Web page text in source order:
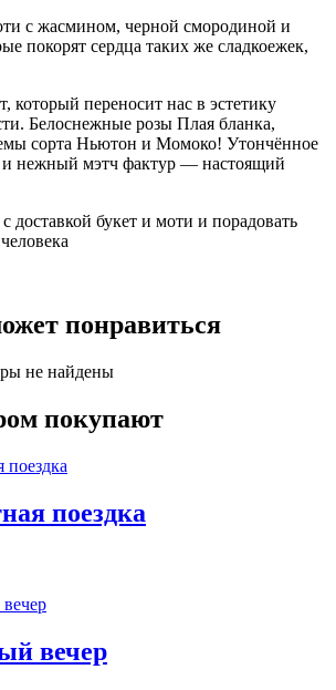
с жасмином, черной смородиной и
покорят сердца таких же сладкоежек,
переносит нас в эстетику
Белоснежные розы Плая бланка,
сорта Ньютон и Момоко! Утончённое
и нежный мэтч фактур — настоящий
доставкой букет и моти и порадовать
понравиться
не найдены
покупают
поездка
вечер